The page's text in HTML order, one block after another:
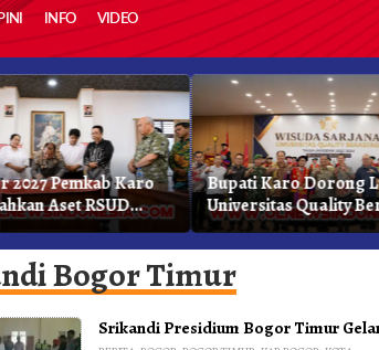
INFO VIDEO
2027 Pemkab Karo
Aset RSUD
Ke Moderamen
Bupati Karo Dorong
Universitas Quality
Jadi Generasi Inovatif
Berintegritas
Bogor Timur
Srikandi Presidium Bogor Timur